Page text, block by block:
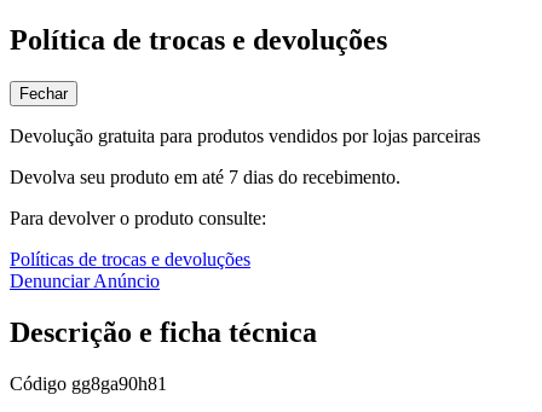
Política de trocas e devoluções
Fechar
Devolução gratuita para produtos vendidos por lojas parceiras
Devolva seu produto em até 7 dias do recebimento.
Para devolver o produto consulte:
Políticas de trocas e devoluções
Denunciar Anúncio
Descrição e ficha técnica
Código gg8ga90h81